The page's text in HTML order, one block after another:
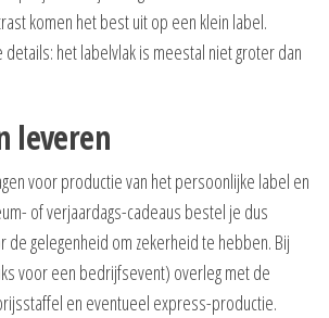
komen het best uit op een klein label.
het labelvlak is meestal niet groter dan
leveren
voor productie van het persoonlijke label en
of verjaardags-cadeaus bestel je dus
de gelegenheid om zekerheid te hebben. Bij
voor een bedrijfsevent) overleg met de
en eventueel express-productie.